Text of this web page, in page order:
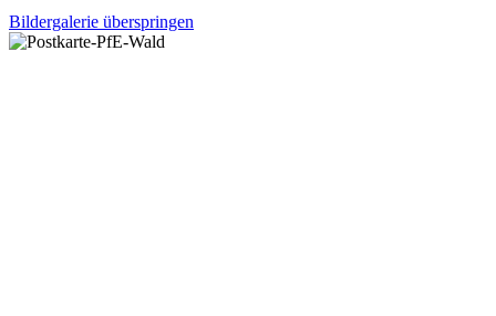
Bildergalerie überspringen